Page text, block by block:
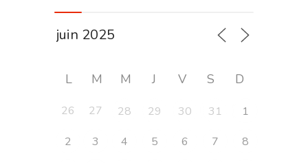
L M M J V S D
26 27 28 29 30 31
1
2
3 4 5 6 7
8